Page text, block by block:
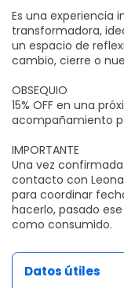
Es una experiencia
transformadora,
un espacio de
cambio, cierre o
OBSEQUIO
15% OFF en una
acompañamiento
IMPORTANTE
Una vez
contacto con
para coordinar
hacerlo, pasado
como consumido.
Datos útiles